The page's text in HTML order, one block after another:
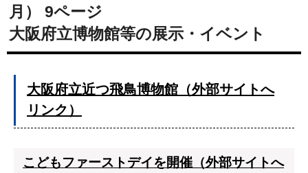
月） 9ページ
大阪府立博物館等の展示・イベント
大阪府立近つ飛鳥博物館（外部サイトへ
リンク）
こどもファーストデイを開催（外部サイトへ